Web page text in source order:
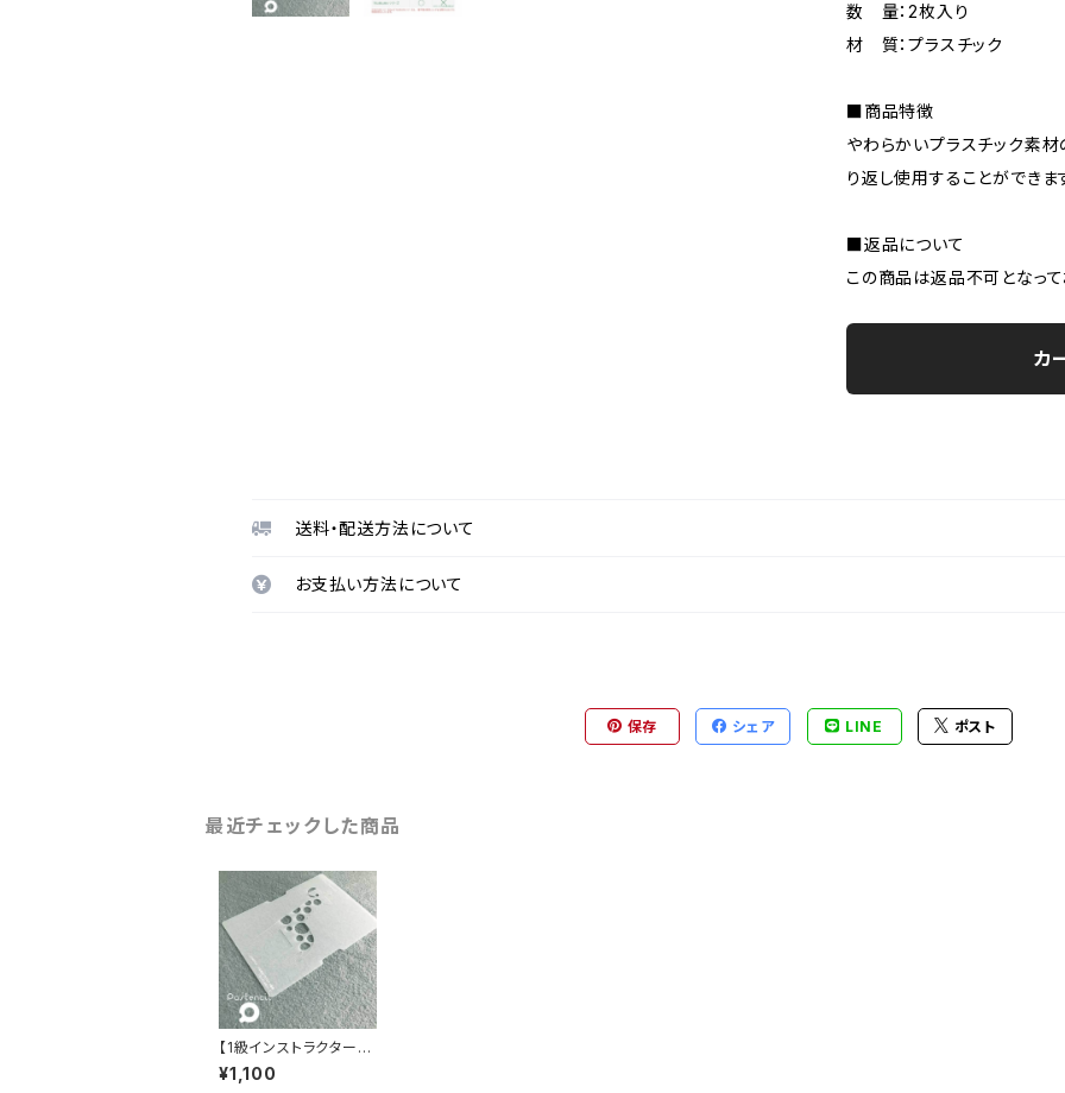
数 量：2枚入り
材 質：プラスチック
■商品特徴
やわらかいプラスチック素材
り返し使用することができま
■返品について
この商品は返品不可となって
カ
送料・配送方法について
お支払い方法について
保存 シェア LINE ポスト
最近チェックした商品
【1級インストラクター専
用】 パステンシルⓇ
キリン TSUBUANシ
¥1,100